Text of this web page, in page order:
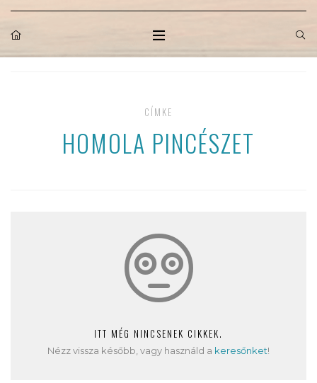
CÍMKE
HOMOLA PINCÉSZET
ITT MÉG NINCSENEK CIKKEK.
Nézz vissza később, vagy használd a keresőnket!